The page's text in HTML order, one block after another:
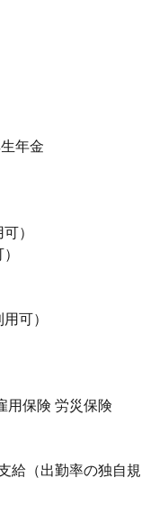
年金
）
可）
用保険 労災保険
給（出勤率の独自規